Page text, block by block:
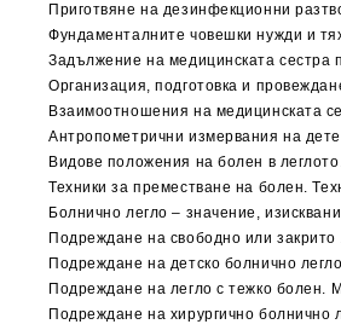
Приготвяне на дезинфекционни
Фундаменталните човешки нужди и
Задължение на медицинската сестра
Организация, подготовка и
Взаимоотношения на медицинската
Антропометрични измервания на
Видове положения на болен в
Техники за преместване на болен.
Болнично легло – значение,
Подреждане на свободно или
Подреждане на детско болнично
Подреждане на легло с тежко болен.
Подреждане на хирургично болнично